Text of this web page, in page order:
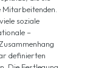
soziale
–
definierten